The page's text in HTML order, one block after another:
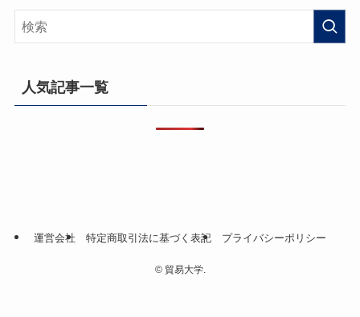
人気記事一覧
運営会社 特定商取引法に基づく表記 プライバシーポリシー
©貿易大学.